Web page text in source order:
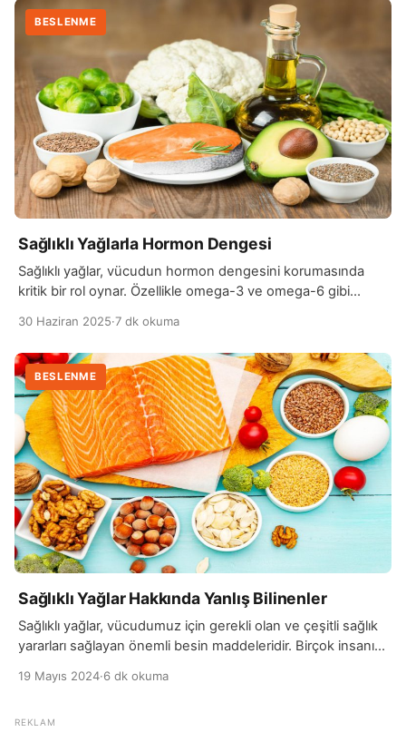
BESLENME
Sağlıklı Yağlarla Hormon Dengesi
Sağlıklı yağlar, vücudun hormon dengesini korumasında
kritik bir rol oynar. Özellikle omega-3 ve omega-6 gibi
güçlendirerek hormonların üretimi ve taşınmasını destekler.
Bu yağlar, vücutta inflamasyonu azaltıcı etkileri sayesinde
hormonların düzenli çalışmasına yardımcı olur ve endokrin
sistemin sağlıklı işlemesini sağlar. Ayrıca, bazı hormonların
(örneğin steroid hormonları) yapımı doğrudan yağlardan
elde […]
30 Haziran 2025·7 dk okuma
BESLENME
Sağlıklı Yağlar Hakkında Yanlış Bilinenler
Sağlıklı yağlar, vücudumuz için gerekli olan ve çeşitli sağlık
yararları sağlayan önemli besin maddeleridir. Birçok insanın
doymamış yağlar, kalp sağlığını koruma konusunda önemli
sağlıklı yağlar açısından zengindir ve bu yağlar kötü
19 Mayıs 2024·6 dk okuma